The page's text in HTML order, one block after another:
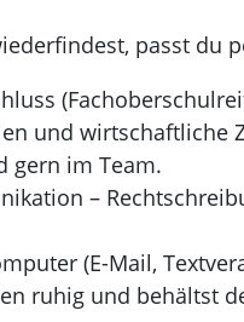
passt du
und wirtschaftliche
gern im Team.
–
(E-Mail,
ruhig und behältst